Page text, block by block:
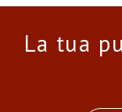
La tua